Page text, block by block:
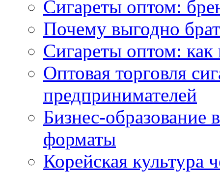
Сигареты оптом:
Почему выгодно
Сигареты оптом: как
Оптовая торговля
предпринимателей
Бизнес-образование
форматы
Корейская культура